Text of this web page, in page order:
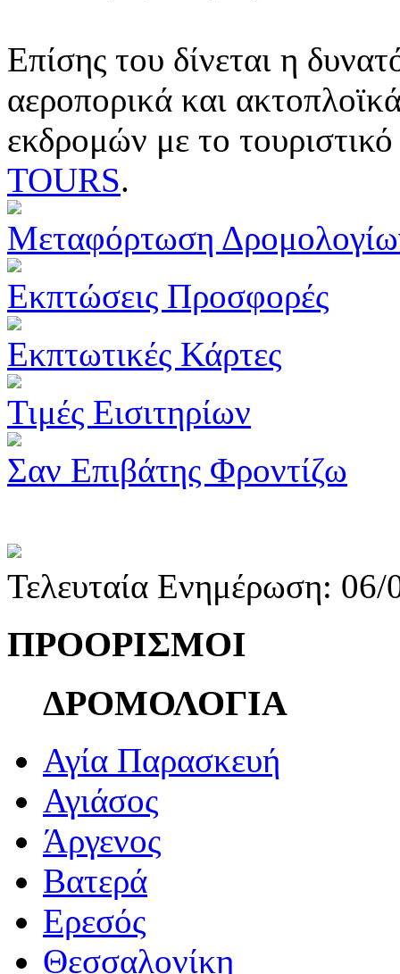
Επίσης του δίνεται η
αεροπορικά και
εκδρομών με το
TOURS.
Μεταφόρτωση
Εκπτώσεις Προσφορές
Εκπτωτικές Κάρτες
Τιμές Εισιτηρίων
Σαν Επιβάτης Φροντίζω
Τελευταία Ενημέρωση:
ΠΡΟΟΡΙΣΜΟΙ
ΔΡΟΜΟΛΟΓΙΑ
Αγία Παρασκευή
Αγιάσος
Άργενος
Βατερά
Ερεσός
Θεσσαλονίκη